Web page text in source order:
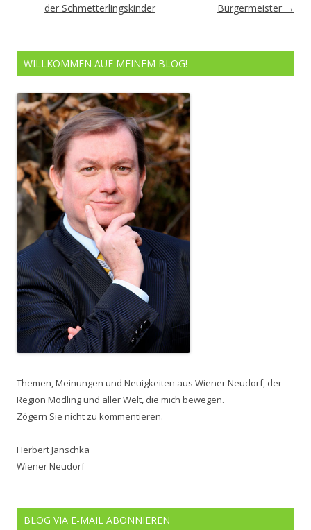
Navigation
der Schmetterlingskinder
Bürgermeister →
WILLKOMMEN AUF MEINEM BLOG!
Themen, Meinungen und Neuigkeiten aus Wiener Neudorf, der
Region Mödling und aller Welt, die mich bewegen.
Zögern Sie nicht zu kommentieren.
Herbert Janschka
Wiener Neudorf
BLOG VIA E-MAIL ABONNIEREN